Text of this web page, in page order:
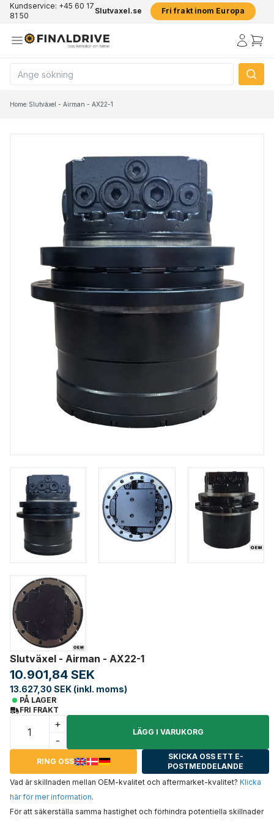
Kundservice: +45 60 17
81 50
Slutvaxel.se Fri frakt inom Europa
Home/Slutväxel - Airman - AX22-1
Slutväxel - Airman - AX22-1
10.901,84 SEK
13.627,30 SEK (inkl. moms)
PÅ LAGER
FRI FRAKT
+
-
LÄGG I VARUKORG
RING OSS
SKICKA OSS ETT E-
POSTMEDDELANDE
Vad är skillnaden mellan OEM-kvalitet och aftermarket-kvalitet? Klicka
här för mer information.
För att säkerställa samma hastighet och förhindra potentiella skillnader